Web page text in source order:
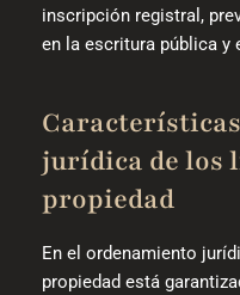
inscripción registral,
en la escritura pública y
jurídica de los
propiedad
En el ordenamiento
propiedad está